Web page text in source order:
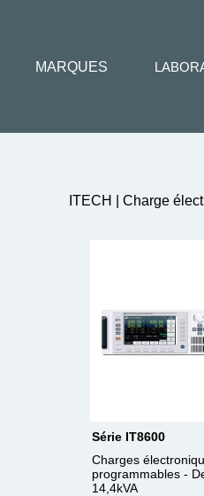
ITECH | Charge
Série IT8600
Charges
programmables -
14,4kVA
MARQUES